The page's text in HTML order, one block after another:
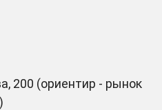
200 (ориентир - рынок